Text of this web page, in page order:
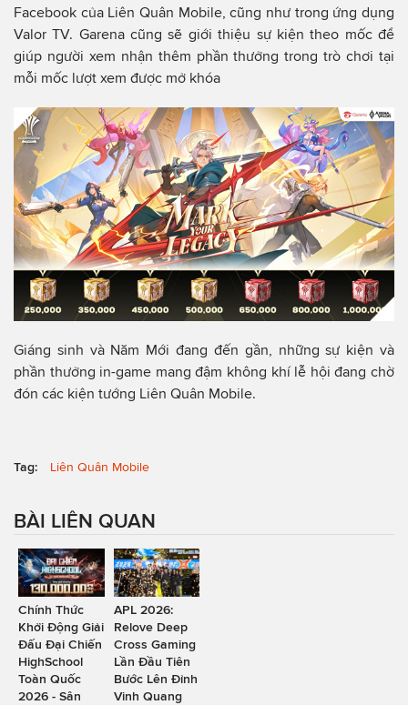
Facebook của Liên Quân Mobile, cũng như trong ứng dụng
Valor TV. Garena cũng sẽ giới thiệu sự kiện theo mốc để
giúp người xem nhận thêm phần thưởng trong trò chơi tại
mỗi mốc lượt xem được mở khóa
Giáng sinh và Năm Mới đang đến gần, những sự kiện và
phần thưởng in-game mang đậm không khí lễ hội đang chờ
đón các kiện tướng Liên Quân Mobile.
Tag: Liên Quân Mobile
BÀI LIÊN QUAN
Chính Thức
Khởi Động Giải
Đấu Đại Chiến
HighSchool
Toàn Quốc
2026 - Sân
APL 2026:
Relove Deep
Cross Gaming
Lần Đầu Tiên
Bước Lên Đỉnh
Vinh Quang